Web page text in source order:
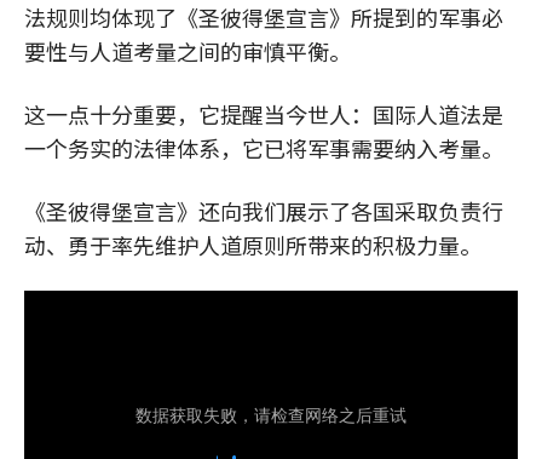
法规则均体现了《圣彼得堡宣言》所提到的军事必
要性与人道考量之间的审慎平衡。
这一点十分重要，它提醒当今世人：国际人道法是
一个务实的法律体系，它已将军事需要纳入考量。
《圣彼得堡宣言》还向我们展示了各国采取负责行
动、勇于率先维护人道原则所带来的积极力量。